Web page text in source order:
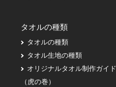
タオルの種類
タオルの種類
タオル生地の種類
オリジナルタオル制作ガイド
（虎の巻）